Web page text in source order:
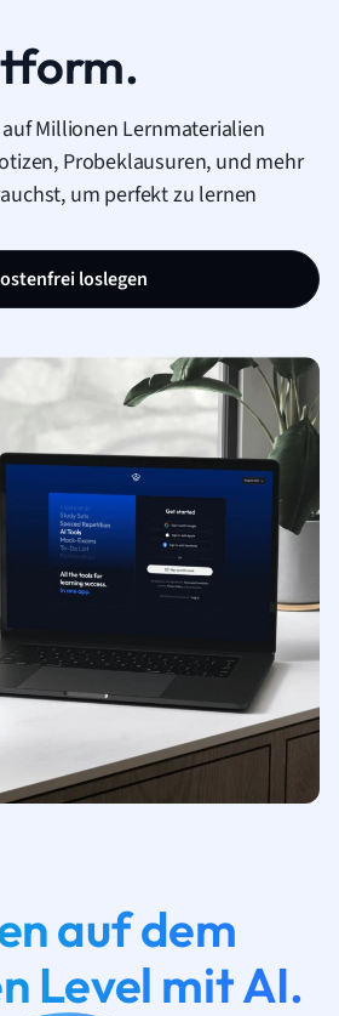
Millionen Lernmaterialien
Probeklausuren, und mehr
um perfekt zu lernen
loslegen
auf dem
Level mit AI.